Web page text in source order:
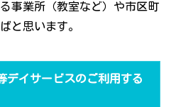
事業所（教室など）や市区町
と思います。
デイサービスのご利用する